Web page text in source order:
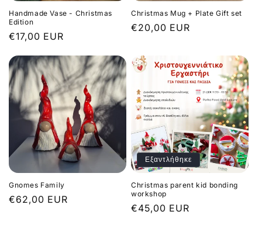
Handmade Vase - Christmas
Edition
Κανονική
€17,00 EUR
Christmas Mug + Plate Gift set
Κανονική
€20,00 EUR
Gnomes Family
Κανονική
€62,00 EUR
Εξαντλήθηκε
Christmas parent kid bonding
workshop
Κανονική
€45,00 EUR